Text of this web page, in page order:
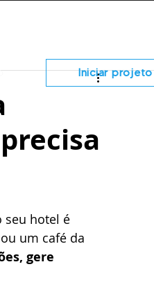
seu hotel é
um café da
gere
Iniciar projeto